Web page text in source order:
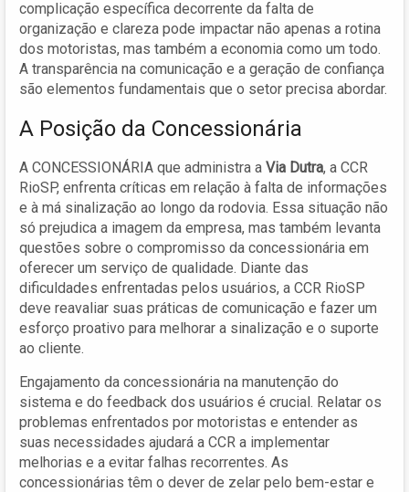
complicação específica decorrente da falta de
organização e clareza pode impactar não apenas a rotina
dos motoristas, mas também a economia como um todo.
A transparência na comunicação e a geração de confiança
são elementos fundamentais que o setor precisa abordar.
A Posição da Concessionária
A CONCESSIONÁRIA que administra a Via Dutra, a CCR
RioSP, enfrenta críticas em relação à falta de informações
e à má sinalização ao longo da rodovia. Essa situação não
só prejudica a imagem da empresa, mas também levanta
questões sobre o compromisso da concessionária em
oferecer um serviço de qualidade. Diante das
dificuldades enfrentadas pelos usuários, a CCR RioSP
deve reavaliar suas práticas de comunicação e fazer um
esforço proativo para melhorar a sinalização e o suporte
ao cliente.
Engajamento da concessionária na manutenção do
sistema e do feedback dos usuários é crucial. Relatar os
problemas enfrentados por motoristas e entender as
suas necessidades ajudará a CCR a implementar
melhorias e a evitar falhas recorrentes. As
concessionárias têm o dever de zelar pelo bem-estar e